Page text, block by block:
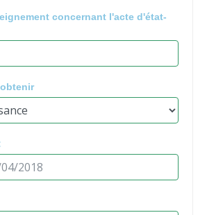
concernant l'acte d'état-